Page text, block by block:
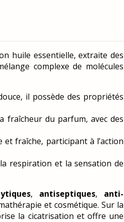
huile essentielle, extraite des
complexe de molécules
il possède des propriétés
fraîcheur du parfum, avec des
fraîche, participant à l’action
respiration et la sensation de
, antiseptiques, anti-
et cosmétique. Sur la
la cicatrisation et offre une